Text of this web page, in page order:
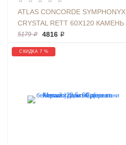
ATLAS CONCORDE SYMPHONYX
CRYSTAL RETT 60Х120 КАМЕНЬ
БЕЛЫЙ
5179 ₽ 4816 ₽
СКИДКА 7 %